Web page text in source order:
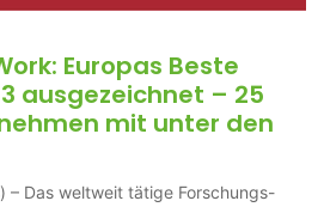
Europas Beste
ausgezeichnet – 25
mit unter den
– Das weltweit tätige Forschungs-